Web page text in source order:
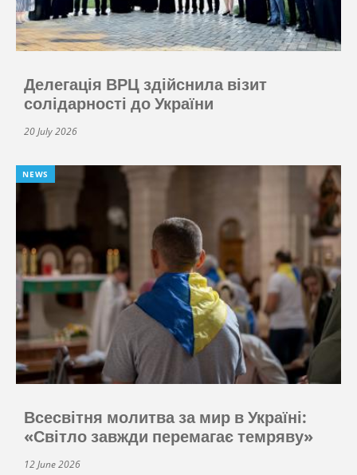
Делегація ВРЦ здійснила візит
солідарності до України
20 July 2026
NEWS
Всесвітня молитва за мир в Україні:
«Світло завжди перемагає темряву»
12 June 2026